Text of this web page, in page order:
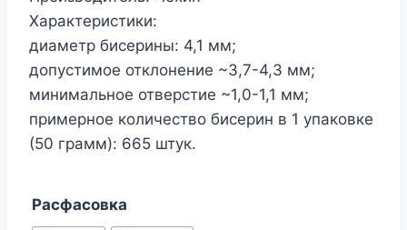
Характеристики:
диаметр бисерины: 4,1 мм;
допустимое отклонение ~3,7-4,3 мм;
минимальное отверстие ~1,0-1,1 мм;
примерное количество бисерин в 1 упаковке
(50 грамм): 665 штук.
Расфасовка